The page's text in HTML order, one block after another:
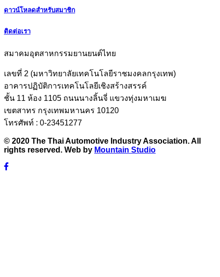
ดาวน์โหลดสำหรับสมาชิก
ติดต่อเรา
สมาคมอุตสาหกรรมยานยนต์ไทย
เลขที่ 2 (มหาวิทยาลัยเทคโนโลยีราชมงคลกรุงเทพ)
อาคารปฏิบัติการเทคโนโลยีเชิงสร้างสรรค์
ชั้น 11 ห้อง 1105 ถนนนางลิ้นจี่ แขวงทุ่งมหาเมฆ
เขตสาทร กรุงเทพมหานคร 10120
โทรศัพท์ : 0-23451277
© 2020 The Thai Automotive Industry Association. All
rights reserved. Web by Mountain Studio